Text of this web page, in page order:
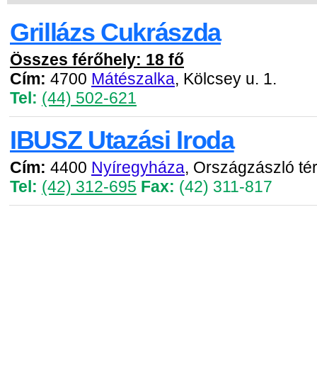
Grillázs Cukrászda
Összes férőhely: 18 fő
Cím: 4700 Mátészalka, Kölcsey u. 1.
Tel: (44) 502-621
IBUSZ Utazási Iroda
Cím: 4400 Nyíregyháza, Országzászló
Tel: (42) 312-695 Fax: (42) 311-817